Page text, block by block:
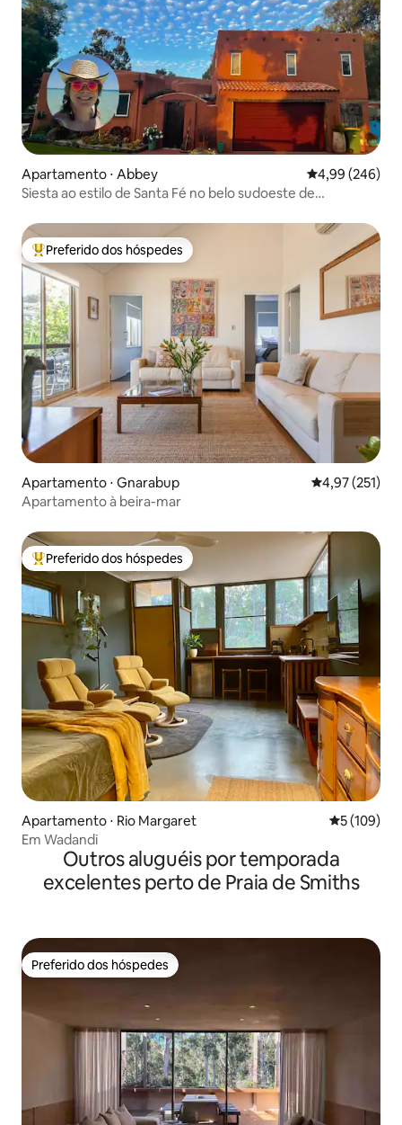
Apartamento ⋅ Abbey 4,99 de uma
4,99 (246)
Siesta ao estilo de Santa Fé no belo sudoeste de
Entre os melhores preferidos dos hóspedes
Preferido dos hóspedes
Apartamento ⋅ Gnarabup 4,97 de uma
4,97 (251)
Apartamento à beira-mar
Entre os melhores preferidos dos hóspedes
Preferido dos hóspedes
Apartamento ⋅ Rio Margaret 5 de uma
5 (109)
Em Wadandi
Outros aluguéis por temporada
excelentes perto de Praia de Smiths
Preferido dos hóspedes
Preferido dos hóspedes